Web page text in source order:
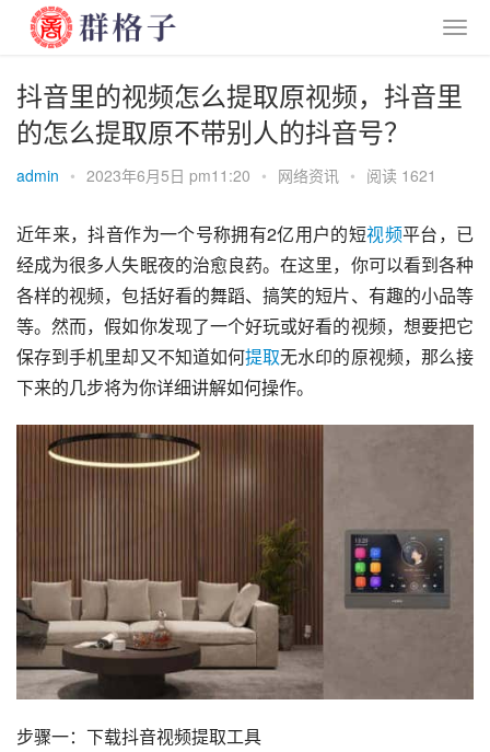
抖音里的视频怎么提取原视频，抖音里
的怎么提取原不带别人的抖音号？
admin • 2023年6月5日 pm11:20 • 网络资讯 • 阅读 1621
近年来，抖音作为一个号称拥有2亿用户的短视频平台，已
经成为很多人失眠夜的治愈良药。在这里，你可以看到各种
各样的视频，包括好看的舞蹈、搞笑的短片、有趣的小品等
等。然而，假如你发现了一个好玩或好看的视频，想要把它
保存到手机里却又不知道如何提取无水印的原视频，那么接
下来的几步将为你详细讲解如何操作。
步骤一：下载抖音视频提取工具